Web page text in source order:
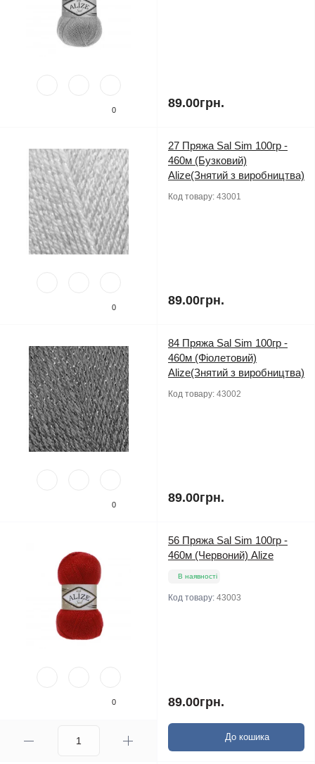
0 89.00грн.
0
27 Пряжа Sal Sim 100гр -
460м (Бузковий)
Alize(Знятий з виробництва)
Код товару: 43001
89.00грн.
0
84 Пряжа Sal Sim 100гр -
460м (Фіолетовий)
Alize(Знятий з виробництва)
Код товару: 43002
89.00грн.
0
56 Пряжа Sal Sim 100гр -
460м (Червоний) Alize
В наявності
Код товару: 43003
89.00грн.
До кошика